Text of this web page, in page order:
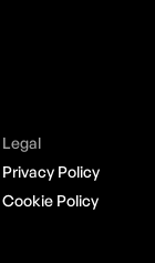
Legal
Privacy Policy
Cookie Policy